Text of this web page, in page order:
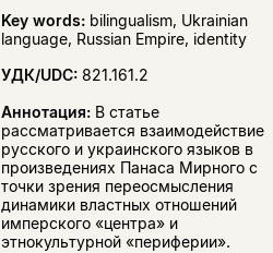
Key words:bilingualism, Ukrainian
language, Russian Empire, identity
УДК/UDC:821.161.2
Аннотация:В статье
рассматривается взаимодействие
русского и украинского языков в
произведениях Панаса Мирного с
точки зрения переосмысления
динамики властных отношений
имперского «центра» и
этнокультурной «периферии».